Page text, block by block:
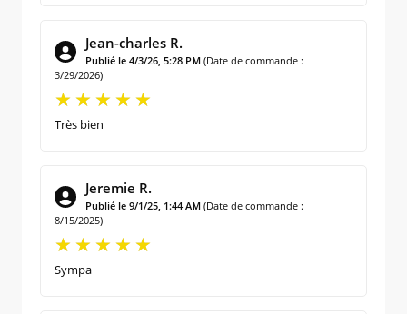
Jean-charles R.
Publié le 4/3/26, 5:28 PM (Date de commande :
3/29/2026)
Très bien
Jeremie R.
Publié le 9/1/25, 1:44 AM (Date de commande :
8/15/2025)
Sympa